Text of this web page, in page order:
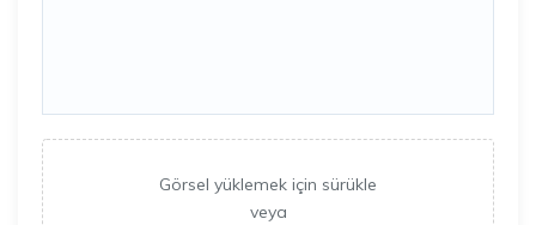
Görsel yüklemek için sürükle
veya